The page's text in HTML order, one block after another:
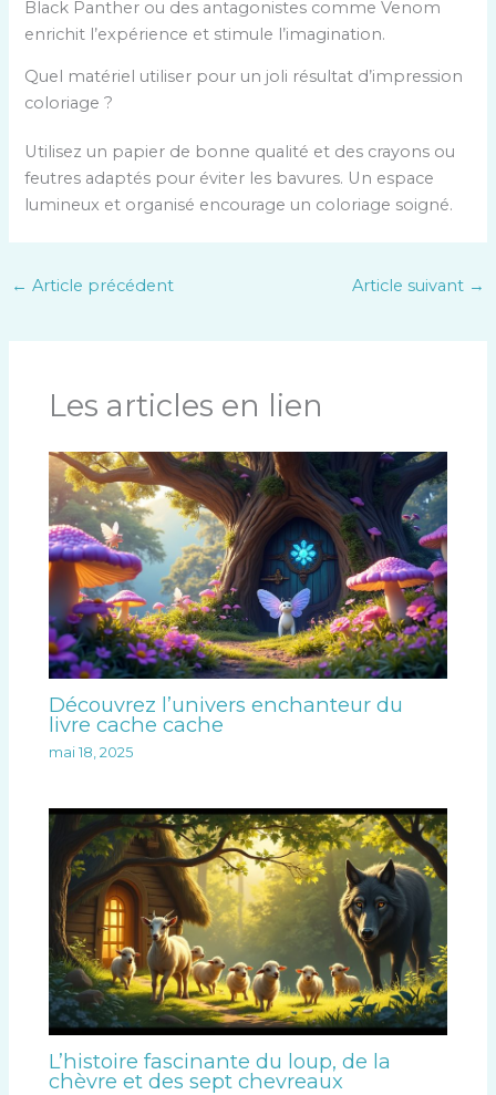
Black Panther ou des antagonistes comme Venom
enrichit l’expérience et stimule l’imagination.
Quel matériel utiliser pour un joli résultat d’impression
coloriage ?
Utilisez un papier de bonne qualité et des crayons ou
feutres adaptés pour éviter les bavures. Un espace
lumineux et organisé encourage un coloriage soigné.
← Article précédent Article suivant →
Les articles en lien
Découvrez l’univers enchanteur du
livre cache cache
mai 18, 2025
L’histoire fascinante du loup, de la
chèvre et des sept chevreaux